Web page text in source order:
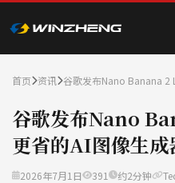
首页 资讯 谷歌发布Nano Banana 2
谷歌发布Nano
更省的AI图像生成
2026年7月1日 391 约2分钟